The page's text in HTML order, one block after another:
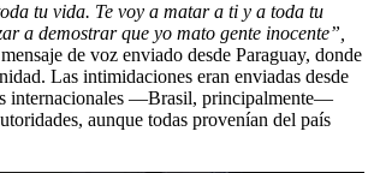
tu vida. Te voy a matar a ti y a toda tu
a demostrar que yo mato gente inocente”,
de voz enviado desde Paraguay, donde
Las intimidaciones eran enviadas desde
internacionales —Brasil, principalmente—
aunque todas provenían del país